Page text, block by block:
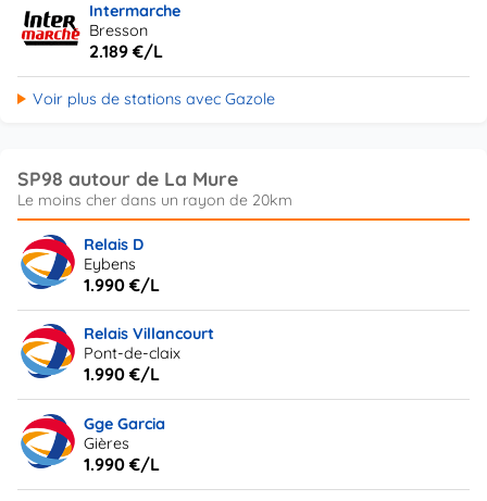
Intermarche
Bresson
2.189 €/L
Voir plus de stations avec Gazole
SP98 autour de La Mure
Relais D
Eybens
1.990 €/L
Relais Villancourt
Pont-de-claix
1.990 €/L
Gge Garcia
Gières
1.990 €/L